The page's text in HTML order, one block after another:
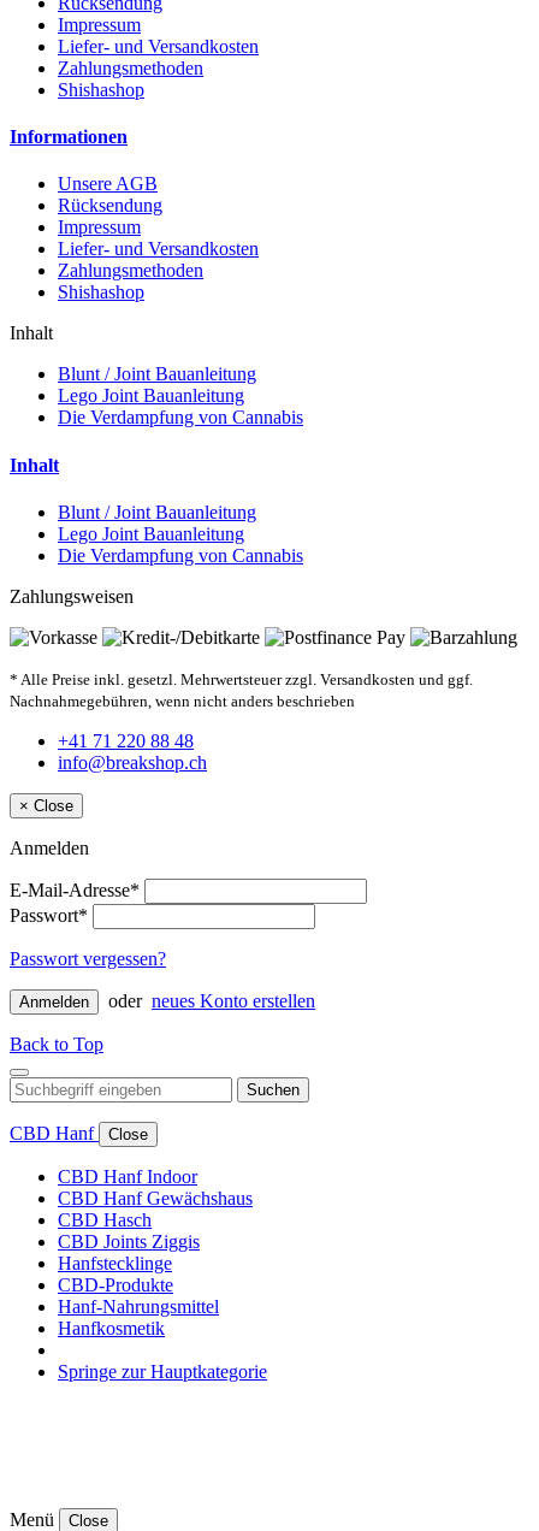
Impressum
Liefer- und Versandkosten
Zahlungsmethoden
Shishashop
Informationen
Unsere AGB
Rücksendung
Impressum
Liefer- und Versandkosten
Zahlungsmethoden
Shishashop
Inhalt
Blunt / Joint Bauanleitung
Lego Joint Bauanleitung
Die Verdampfung von Cannabis
Inhalt
Blunt / Joint Bauanleitung
Lego Joint Bauanleitung
Die Verdampfung von Cannabis
Zahlungsweisen
* Alle Preise inkl. gesetzl. Mehrwertsteuer zzgl. Versandkosten und ggf.
Nachnahmegebühren, wenn nicht anders beschrieben
+41 71 220 88 48
info@breakshop.ch
× Close
Anmelden
E-Mail-Adresse*
Passwort*
Passwort vergessen?
Anmelden oder neues Konto erstellen
Back to Top
Suchen
CBD Hanf Close
CBD Hanf Indoor
CBD Hanf Gewächshaus
CBD Hasch
CBD Joints Ziggis
Hanfstecklinge
CBD-Produkte
Hanf-Nahrungsmittel
Hanfkosmetik
Springe zur Hauptkategorie
Menü Close